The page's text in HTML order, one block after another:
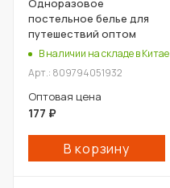
Одноразовое
постельное белье для
путешествий оптом
В наличии на складе в Китае
Арт.: 809794051932
Оптовая цена
177 ₽
В корзину